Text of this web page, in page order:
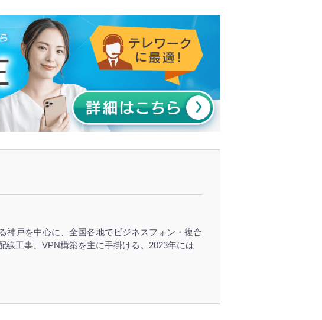
神戸を中心に、全国各地でビジネスフォン・複合
工事、VPN構築を主に手掛ける。2023年には